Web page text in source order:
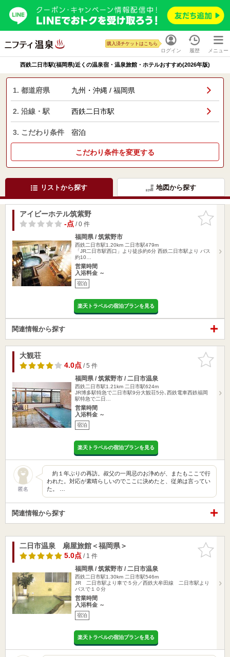
ログイン
購入済チケットはこちら
履歴 メニュー
西鉄二日市駅(福岡県)近くの温泉宿・温泉旅館・ホテルおすすめ(2026年版)
1. 都道府県 九州・沖縄 / 福岡県
2. 沿線・駅 西鉄二日市駅
3. こだわり条件 宿泊
こだわり条件を変更する
リストから探す 地図から探す
お気に入
りに追加
アイビーホテル筑紫野
-点/ 0 件
福岡県 / 筑紫野市
西鉄二日市駅1.20km 二日市駅479m
「JR二日市駅西口」より徒歩約6分 西鉄二日市駅より バス
約10…
営業時間
入浴料金 ～
宿泊
楽天トラベルの宿泊プランを見る
関連情報から探す
お気に入
りに追加
大観荘
4.0点/ 5 件
福岡県 / 筑紫野市 / 二日市温泉
西鉄二日市駅1.21km 二日市駅624m
JR博多駅特急で二日市駅9分大観荘5分､西鉄電車西鉄福岡
駅特急で二日…
営業時間
入浴料金 ～
宿泊
楽天トラベルの宿泊プランを見る
匿名
約１年ぶりの再訪。叔父の一周忌のお浄めが、またもここで行
われた。対応が素晴らしいのでここに決めたと、従弟は言ってい
た。 …
関連情報から探す
お気に入
りに追加
二日市温泉 扇屋旅館＜福岡県＞
5.0点/ 1 件
福岡県 / 筑紫野市 / 二日市温泉
西鉄二日市駅1.30km 二日市駅546m
JR 二日市駅より車で５分／西鉄大牟田線 二日市駅より
バスで１０分
営業時間
入浴料金 ～
宿泊
楽天トラベルの宿泊プランを見る